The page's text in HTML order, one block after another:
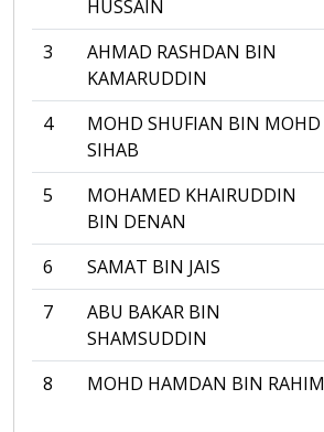
HUSSAIN
3
AHMAD RASHDAN BIN
KAMARUDDIN
4
MOHD SHUFIAN BIN MOHD
SIHAB
5
MOHAMED KHAIRUDDIN
BIN DENAN
6 SAMAT BIN JAIS
7
ABU BAKAR BIN
SHAMSUDDIN
8 MOHD HAMDAN BIN RAHIM